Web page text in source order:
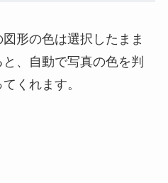
形の色は選択したまま
と、自動で写真の色を判
くれます。